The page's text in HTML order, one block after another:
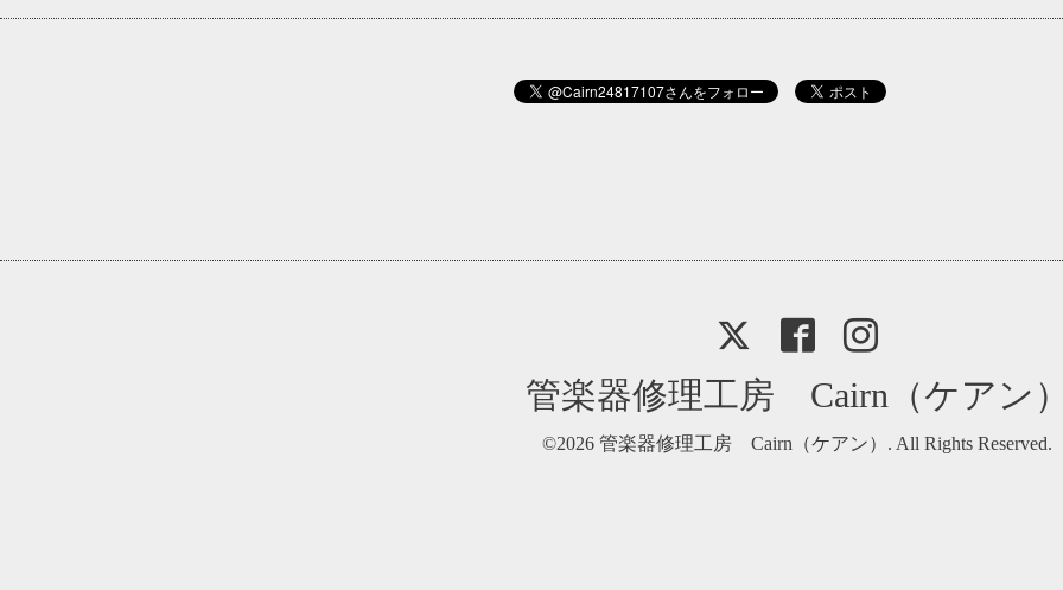
管楽器修理工房 Cairn（ケアン
©2026 管楽器修理工房 Cairn（ケアン） . All Rights Reserved.